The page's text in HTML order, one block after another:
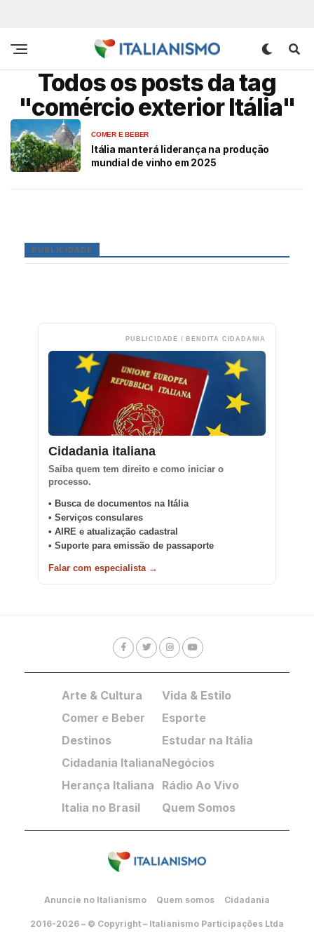
Todos os posts da tag
"comércio exterior Itália"
COMER E BEBER
Itália manterá liderança na produção
mundial de vinho em 2025
PUBLICIDADE
PUBLICIDADE / BENDITA CIDADANIA
Cidadania italiana
Saiba quem tem direito e como iniciar o
processo.
• Busca de documentos na Itália
• Serviços consulares
• AIRE e atualização cadastral
• Suporte para emissão de passaporte
Falar com especialista →
Arte & Cultura
Comer e Beber
Destinos
Cidadania Italiana
Herança Italiana
Italia no Brasil
Vida & Estilo
Esporte
Estudar na Itália
Negócios
Rádio Ao Vivo
Quem Somos
Anuncie no Italianismo Quem somos Cidadania
2016-2026 – © Copyright – Italianismo Participações Ltda